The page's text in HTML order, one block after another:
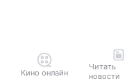
Кино онлайн
Читать
новости